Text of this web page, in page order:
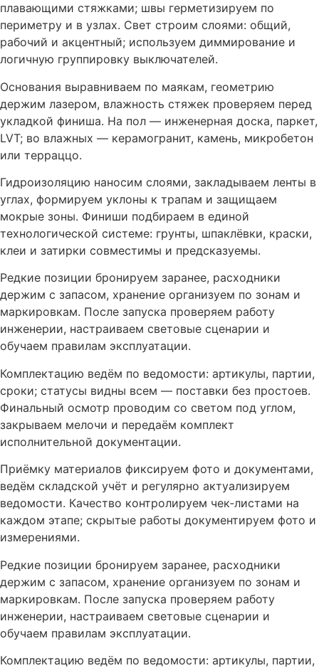
плавающими стяжками; швы герметизируем по
периметру и в узлах. Свет строим слоями: общий,
рабочий и акцентный; используем диммирование и
логичную группировку выключателей.
Основания выравниваем по маякам, геометрию
держим лазером, влажность стяжек проверяем перед
укладкой финиша. На пол — инженерная доска, паркет,
LVT; во влажных — керамогранит, камень, микробетон
или терраццо.
Гидроизоляцию наносим слоями, закладываем ленты в
углах, формируем уклоны к трапам и защищаем
мокрые зоны. Финиши подбираем в единой
технологической системе: грунты, шпаклёвки, краски,
клеи и затирки совместимы и предсказуемы.
Редкие позиции бронируем заранее, расходники
держим с запасом, хранение организуем по зонам и
маркировкам. После запуска проверяем работу
инженерии, настраиваем световые сценарии и
обучаем правилам эксплуатации.
Комплектацию ведём по ведомости: артикулы, партии,
сроки; статусы видны всем — поставки без простоев.
Финальный осмотр проводим со светом под углом,
закрываем мелочи и передаём комплект
исполнительной документации.
Приёмку материалов фиксируем фото и документами,
ведём складской учёт и регулярно актуализируем
ведомости. Качество контролируем чек‑листами на
каждом этапе; скрытые работы документируем фото и
измерениями.
Редкие позиции бронируем заранее, расходники
держим с запасом, хранение организуем по зонам и
маркировкам. После запуска проверяем работу
инженерии, настраиваем световые сценарии и
обучаем правилам эксплуатации.
Комплектацию ведём по ведомости: артикулы, партии,